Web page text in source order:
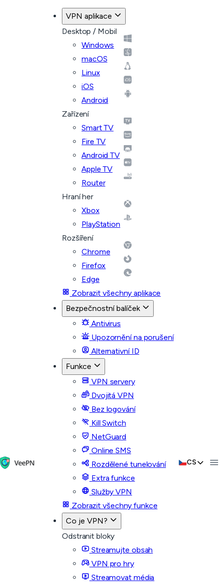
VPN aplikace
Desktop / Mobil
Windows
macOS
Linux
iOS
Android
Zařízení
Smart TV
Fire TV
Android TV
Apple TV
Router
Hraní her
Xbox
PlayStation
Rozšíření
Chrome
Firefox
Edge
Zobrazit všechny aplikace
Bezpečnostní balíček
Antivirus
Upozornění na porušení
Alternativní ID
Funkce
VPN servery
Dvojitá VPN
Bez logování
Kill Switch
NetGuard
Online SMS
Rozdělené tunelování
Extra funkce
Služby VPN
Zobrazit všechny funkce
Co je VPN?
Odstranit bloky
Streamujte obsah
VPN pro hry
Streamovat média
CS